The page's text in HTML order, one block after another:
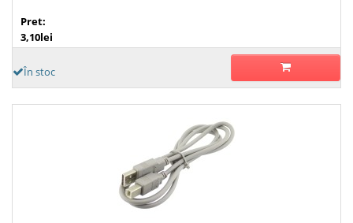
Pret:
3,10lei
În stoc